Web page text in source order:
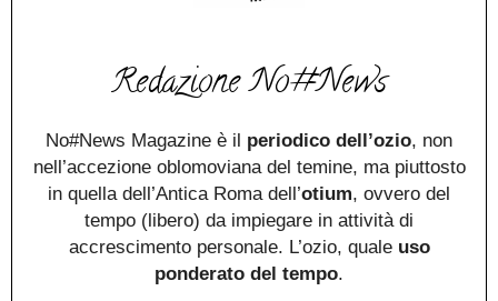
Redazione No#News
No#News Magazine è il periodico dell’ozio, non
nell’accezione oblomoviana del temine, ma piuttosto
in quella dell’Antica Roma dell’otium, ovvero del
tempo (libero) da impiegare in attività di
accrescimento personale. L’ozio, quale uso
ponderato del tempo.